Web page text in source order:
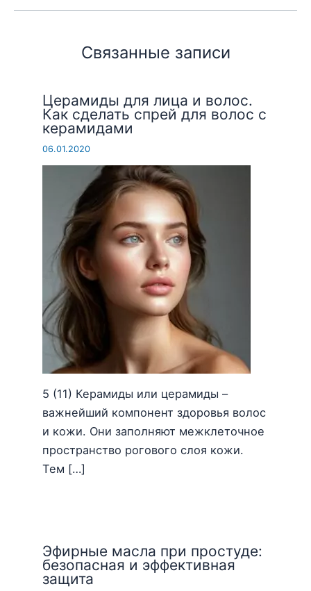
Связанные записи
Церамиды для лица и волос.
Как сделать спрей для волос с
керамидами
06.01.2020
5 (11) Керамиды или церамиды –
важнейший компонент здоровья волос
и кожи. Они заполняют межклеточное
пространство рогового слоя кожи.
Тем […]
Эфирные масла при простуде:
безопасная и эффективная
защита